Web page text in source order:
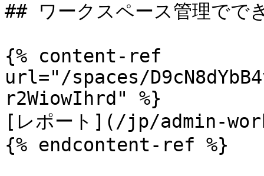
## ワークスペース管理でで
{% content-ref
url="/spaces/
r2WiowIhrd" %}
[レポート](/jp/admin-
{% endcontent-ref %}